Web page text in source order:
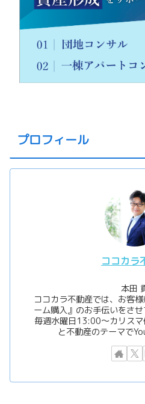
プロフィール
ココカラ
本田
ココカラ不動産では、お客
ーム購入』のお手伝いをさせ
毎週水曜日13:00〜カリス
と不動産のテーマで